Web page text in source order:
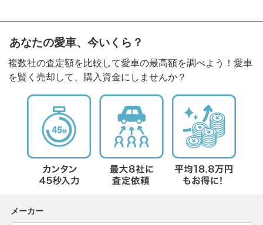
あなたの愛車、今いくら？
複数社の査定額を比較して愛車の最高額を調べよう！愛車
を賢く売却して、購入資金にしませんか？
メーカー